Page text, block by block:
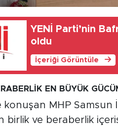
YENİ Parti’nin
oldu
İçeriği Görüntüle
EN BÜYÜK
konuşan MHP Samsun
birlik ve beraberlik